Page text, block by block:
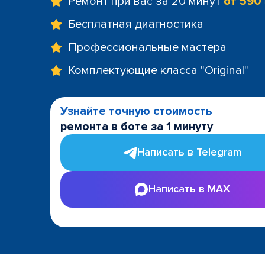
Бесплатная диагностика
Профессиональные мастера
Комплектующие класса "Original"
Узнайте точную стоимость
ремонта в боте за 1 минуту
Написать в Telegram
Написать в MAX